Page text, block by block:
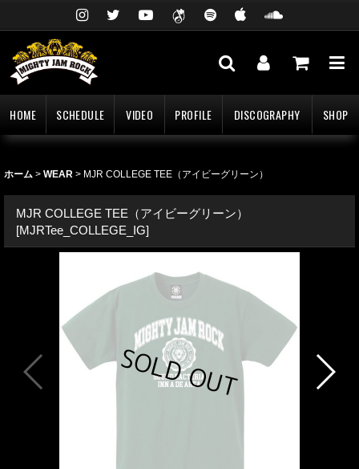
HOME SCHEDULE VIDEO PROFILE DISCOGRAPHY SHOP
ホーム > WEAR > MJR COLLEGE TEE（アイビーグリーン）
MJR COLLEGE TEE（アイビーグリーン）
[MJRTee_COLLEGE_IG]